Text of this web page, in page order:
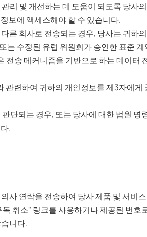
리 및 개선하는 데 도움이 되도록 당사
보에 액세스해야 할 수 있습니다.
른 회사로 전송되는 경우, 당사는 귀하
는 수정된 유럽 위원회가 승인한 표준 계
전송 메커니즘을 기반으로 하는 데이터
련하여 귀하의 개인정보를 제3자에게
단되는 경우, 또는 당사에 대한 법원 명
.
사 연락을 전송하여 당사 제품 및 서비
취소" 링크를 사용하거나 제공된 번호
니다.